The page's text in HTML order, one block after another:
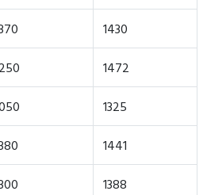
1430
1472
1325
1441
1388